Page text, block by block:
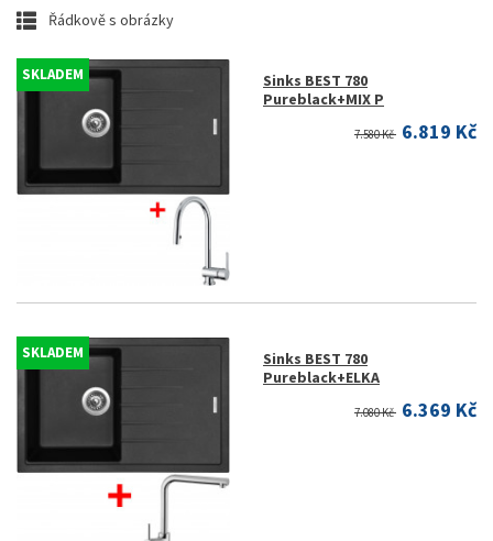
Řádkově s obrázky
SKLADEM
Sinks BEST 780
Pureblack+MIX P
7.580 Kč 6.819 Kč
SKLADEM
Sinks BEST 780
Pureblack+ELKA
7.080 Kč 6.369 Kč